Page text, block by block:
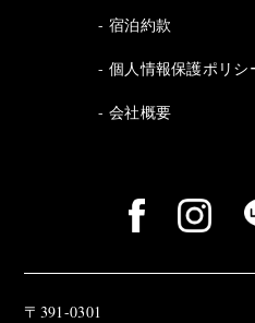
宿泊約款
個人情報保護ポリシ
会社概要
〒391-0301